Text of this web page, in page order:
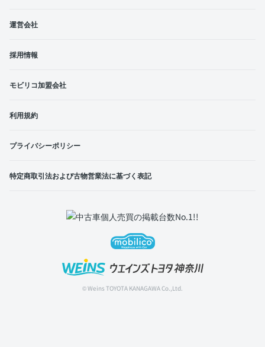
運営会社
採用情報
モビリコ加盟会社
利用規約
プライバシーポリシー
特定商取引法および古物営業法に基づく表記
© Weins TOYOTA KANAGAWA Co.,Ltd.